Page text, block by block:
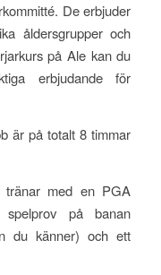
De erbjuder
åldersgrupper och
på Ale kan du
erbjudande för
är på totalt 8 timmar
med en PGA
på banan
du känner) och ett